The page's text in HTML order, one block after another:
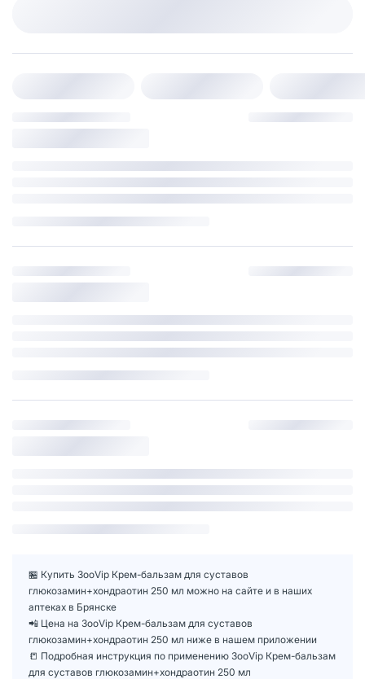
🏪 Купить ЗооVip Крем-бальзам для суставов
глюкозамин+хондраотин 250 мл можно на сайте и в наших
аптеках в Брянске
📲 Цена на ЗооVip Крем-бальзам для суставов
глюкозамин+хондраотин 250 мл ниже в нашем приложении
📒 Подробная инструкция по применению ЗооVip Крем-бальзам
для суставов глюкозамин+хондраотин 250 мл